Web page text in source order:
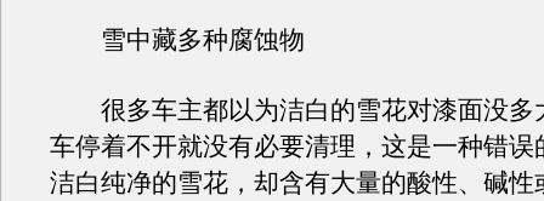
雪中藏多种腐蚀物
很多车主都以为洁白的雪花对漆面没多
车停着不开就没有必要清理，这是一种错误
洁白纯净的雪花，却含有大量的酸性、碱性